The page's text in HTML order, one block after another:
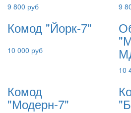
9 800 руб 9
Комод "Йорк-7"
10 000 руб
10
Комод
"Модерн-7"